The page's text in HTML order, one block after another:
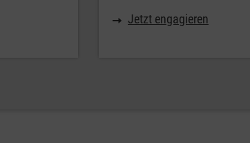
Jetzt engagieren